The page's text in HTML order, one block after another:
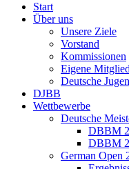
Start
Über uns
Unsere Ziele
Vorstand
Kommissionen
Eigene
Deutsche
DJBB
Wettbewerbe
Deutsche
DBBM
DBBM
German Open